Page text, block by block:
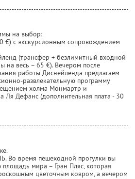
на выбор:
€) с экскурсионным сопровождением
(трансфер + безлимитный входной
на весь – 65 €). Вечером после
работы Диснейленда предлагаем
развлекательную программу
холма Монмартр и
Ля Дефанс (дополнительная плата - 30
Во время пешеходной прогулки вы
мира – Гран Пляс, которая
цветочным ковром, а вечером